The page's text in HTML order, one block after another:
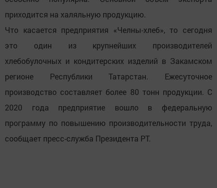
приходится на халяльную продукцию.
Что касается предприятия «Челны-хлеб», то сегодня
это один из крупнейших производителей
хлебобулочных и кондитерских изделий в Закамском
регионе Республики Татарстан. Ежесуточное
производство составляет более 80 тонн продукции. С
2020 года предприятие вошло в федеральную
программу по повышению производительности труда,
сообщает пресс-служба Президента РТ.